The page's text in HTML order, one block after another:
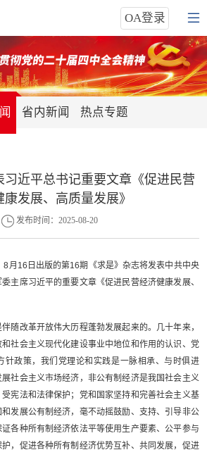
OA登录
省内新闻 热点专题
习近平总书记重要文章《促进民营
康发展、高质量发展》
发布时间：2025-08-20
16日出版的第16期《求是》杂志将发表中共中央
主席习近平的重要文章《促进民营经济健康发展、
改革开放伟大历程蓬勃发展起来的。几十年来，
社会主义现代化建设事业中地位和作用的认识、党
针政策，我们党理论和实践是一脉相承、与时俱进
社会主义市场经济，非公有制经济是我国社会主义
宪法和法律保护；党和国家坚持和完善社会主义基
发展公有制经济，毫不动摇鼓励、支持、引导非公
各种所有制经济依法平等使用生产要素、公平参与
，促进各种所有制经济优势互补、共同发展，促进